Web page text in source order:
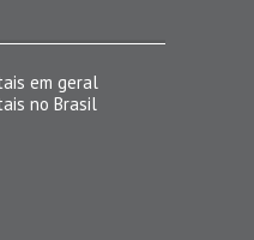
em geral
no Brasil